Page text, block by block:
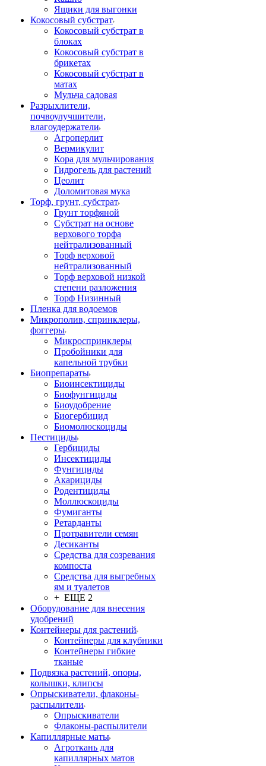
Ящики для выгонки
Кокосовый субстрат
Кокосовый субстрат в
блоках
Кокосовый субстрат в
брикетах
Кокосовый субстрат в
матах
Мульча садовая
Разрыхлители,
почвоулучшители,
влагоудержатели
Агроперлит
Вермикулит
Кора для мульчирования
Гидрогель для растений
Цеолит
Доломитовая мука
Торф, грунт, субстрат
Грунт торфяной
Субстрат на основе
верхового торфа
нейтрализованный
Торф верховой
нейтрализованный
Торф верховой низкой
степени разложения
Торф Низинный
Пленка для водоемов
Микрополив, спринклеры,
фоггеры
Микроспринклеры
Пробойники для
капельной трубки
Биопрепараты
Биоинсектициды
Биофунгициды
Биоудобрение
Биогербицид
Биомолюскоциды
Пестициды
Гербициды
Инсектициды
Фунгициды
Акарициды
Родентициды
Моллюскоциды
Фумиганты
Ретарданты
Протравители семян
Десиканты
Средства для созревания
компоста
Средства для выгребных
ям и туалетов
+ ЕЩЕ 2
Оборудование для внесения
удобрений
Контейнеры для растений
Контейнеры для клубники
Контейнеры гибкие
тканые
Подвязка растений, опоры,
колышки, клипсы
Опрыскиватели, флаконы-
распылители
Опрыскиватели
Флаконы-распылители
Капиллярные маты
Агроткань для
капиллярных матов